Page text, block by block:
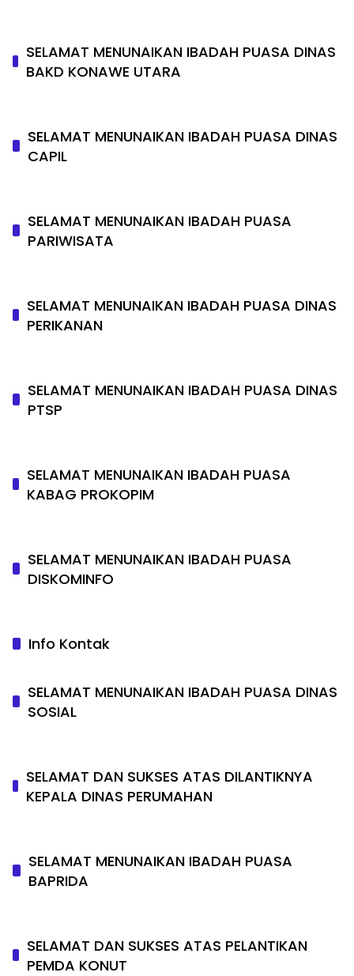
SELAMAT MENUNAIKAN IBADAH PUASA DINAS
BAKD KONAWE UTARA
SELAMAT MENUNAIKAN IBADAH PUASA DINAS
CAPIL
SELAMAT MENUNAIKAN IBADAH PUASA
PARIWISATA
SELAMAT MENUNAIKAN IBADAH PUASA DINAS
PERIKANAN
SELAMAT MENUNAIKAN IBADAH PUASA DINAS
PTSP
SELAMAT MENUNAIKAN IBADAH PUASA
KABAG PROKOPIM
SELAMAT MENUNAIKAN IBADAH PUASA
DISKOMINFO
Info Kontak
SELAMAT MENUNAIKAN IBADAH PUASA DINAS
SOSIAL
SELAMAT DAN SUKSES ATAS DILANTIKNYA
KEPALA DINAS PERUMAHAN
SELAMAT MENUNAIKAN IBADAH PUASA
BAPRIDA
SELAMAT DAN SUKSES ATAS PELANTIKAN
PEMDA KONUT